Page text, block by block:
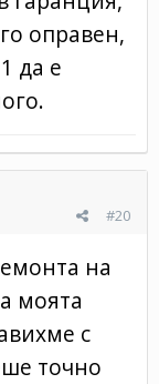
оправен,
да е
#20
на
моята
с
точно